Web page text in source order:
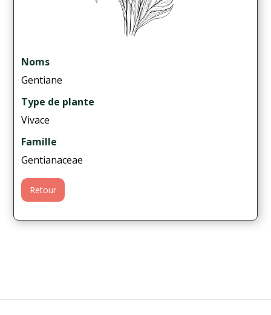
Noms
Gentiane
Type de plante
Vivace
Famille
Gentianaceae
Retour